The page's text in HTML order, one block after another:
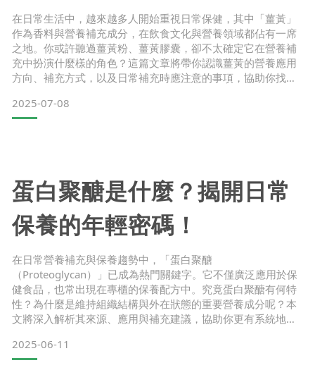
在日常生活中，越來越多人開始重視日常保健，其中「薑黃」
作為香料與營養補充成分，在飲食文化與營養領域都佔有一席
之地。你或許聽過薑黃粉、薑黃膠囊，卻不太確定它在營養補
充中扮演什麼樣的角色？這篇文章將帶你認識薑黃的營養應用
方向、補充方式，以及日常補充時應注意的事項，協助你找到
麼？來自飲食文化的超級食物薑黃是薑科植物的一種，常見於
亞洲料理中，特別是咖哩與燉煮料理。它的獨特黃色來自其中
2025-07-08
蛋白聚醣是什麼？揭開日常
保養的年輕密碼！
在日常營養補充與保養趨勢中，「蛋白聚醣
（Proteoglycan）」已成為熱門關鍵字。它不僅廣泛應用於保
健食品，也常出現在專櫃的保養配方中。究竟蛋白聚醣有何特
性？為什麼是維持組織結構與外在狀態的重要營養成分呢？本
文將深入解析其來源、應用與補充建議，協助你更有系統地納
一、什麼是蛋白聚醣？蛋白聚醣是一種高分子複合物，主要由
2025-06-11